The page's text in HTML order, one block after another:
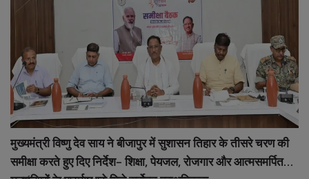
मुख्यमंत्री विष्णु देव साय ने बीजापुर में सुशासन तिहार के तीसरे चरण की
समीक्षा करते हुए दिए निर्देश– शिक्षा, पेयजल, रोजगार और आत्मसमर्पित